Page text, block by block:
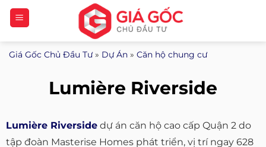
Bỏ
qua
nội
dung
Giá Gốc Chủ Đầu Tư» Dự Án » Căn hộ chung cư
Lumière Riverside
Lumière Riverside dự án căn hộ cao cấp Quận 2 do
tập đoàn Masterise Homes phát triển, vị trí ngay 628